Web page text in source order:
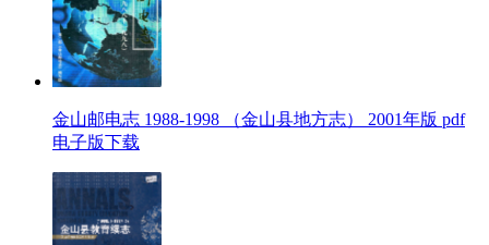
金山邮电志 1988-1998 （金山县地方志） 2001年版 pdf
电子版下载